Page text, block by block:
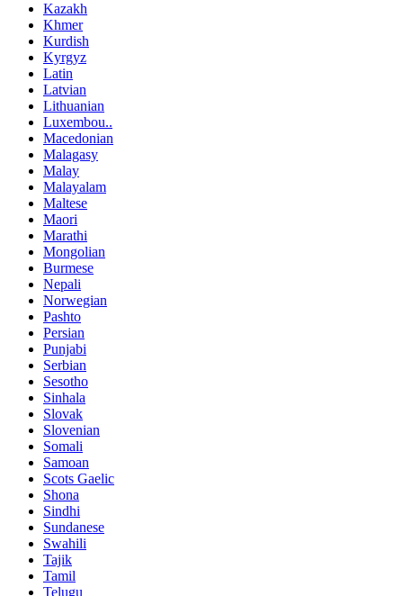
Kazakh
Khmer
Kurdish
Kyrgyz
Latin
Latvian
Lithuanian
Luxembou..
Macedonian
Malagasy
Malay
Malayalam
Maltese
Maori
Marathi
Mongolian
Burmese
Nepali
Norwegian
Pashto
Persian
Punjabi
Serbian
Sesotho
Sinhala
Slovak
Slovenian
Somali
Samoan
Scots Gaelic
Shona
Sindhi
Sundanese
Swahili
Tajik
Tamil
Telugu